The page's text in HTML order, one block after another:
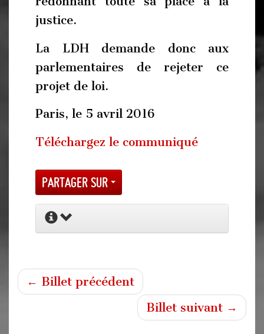
justice.
La LDH demande donc aux
parlementaires de rejeter ce
projet de loi.
Paris, le 5 avril 2016
Téléchargez le communiqué
Partager sur
← Billet précédent
Billet suivant →